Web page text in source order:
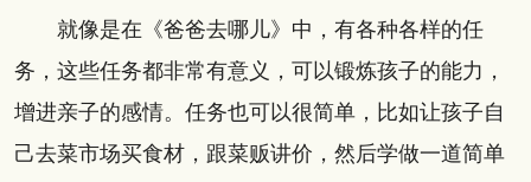
就像是在《爸爸去哪儿》中，有各种各样的任
务，这些任务都非常有意义，可以锻炼孩子的能力，
增进亲子的感情。任务也可以很简单，比如让孩子自
己去菜市场买食材，跟菜贩讲价，然后学做一道简单